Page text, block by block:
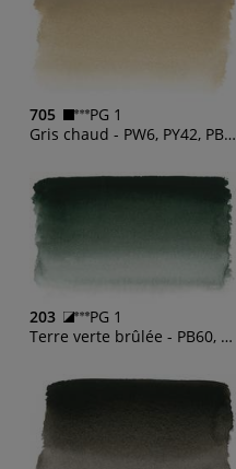
705
PG 1
Gris chaud - PW6, PY42, PBk11, PR101
203
PG 1
Terre verte brûlée - PB60, PBk7, PY83